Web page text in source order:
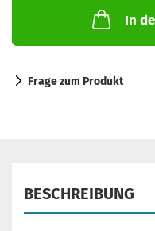
In
Frage zum Produkt
BESCHREIBUNG